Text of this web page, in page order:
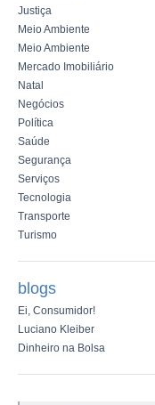
Justiça
Meio Ambiente
Meio Ambiente
Mercado Imobiliário
Natal
Negócios
Política
Saúde
Segurança
Serviços
Tecnologia
Transporte
Turismo
blogs
Ei, Consumidor!
Luciano Kleiber
Dinheiro na Bolsa